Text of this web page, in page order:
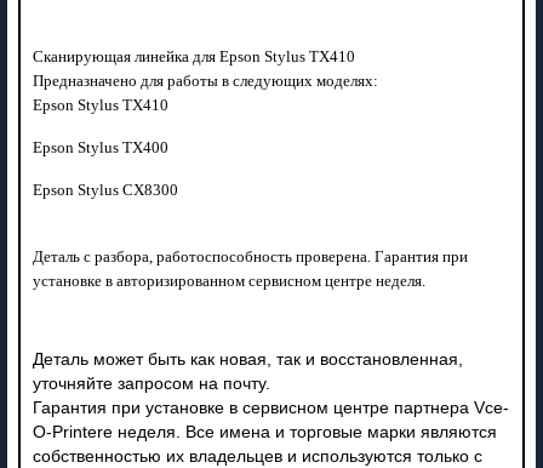
Сканирующая линейка для Epson Stylus TX410
Предназначено для работы в следующих моделях:
Epson Stylus TX410
Epson Stylus TX400
Epson Stylus CX8300
Деталь с разбора, работоспособность проверена. Гарантия при
установке в авторизированном сервисном центре неделя.
Деталь может быть как новая, так и восстановленная,
уточняйте запросом на почту.
Гарантия при установке в сервисном центре партнера Vce-
O-Printere неделя. Все имена и торговые марки являются
собственностью их владельцев и используются только с